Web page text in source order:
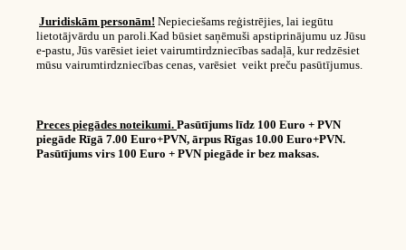
Juridiskām personām! Nepieciešams reģistrējies, lai iegūtu
lietotājvārdu un paroli.Kad būsiet saņēmuši apstiprinājumu uz Jūsu
e-pastu, Jūs varēsiet ieiet vairumtirdzniecības sadaļā, kur redzēsiet
mūsu vairumtirdzniecības cenas, varēsiet veikt preču pasūtījumus.
Preces piegādes noteikumi. Pasūtījums līdz 100 Euro + PVN
piegāde Rīgā 7.00 Euro+PVN, ārpus Rīgas 10.00 Euro+PVN.
Pasūtījums virs 100 Euro + PVN piegāde ir bez maksas.